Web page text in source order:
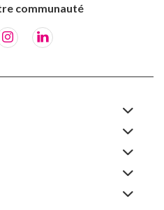
communauté